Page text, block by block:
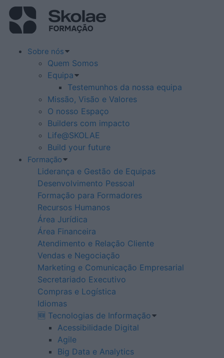
Sobre nós
Quem Somos
Equipa
Testemunhos da nossa equipa
Missão, Visão e Valores
O nosso Espaço
Builders com impacto
Life@SKOLAE
Build your future
Formação
Liderança e Gestão de Equipas
Desenvolvimento Pessoal
Formação para Formadores
Recursos Humanos
Área Jurídica
Área Financeira
Atendimento e Relação Cliente
Vendas e Negociação
Marketing e Comunicação Empresarial
Secretariado Executivo
Compras e Logística
Idiomas
🆕 Tecnologias de Informação
Acessibilidade Digital
Agile
Big Data e Analytics